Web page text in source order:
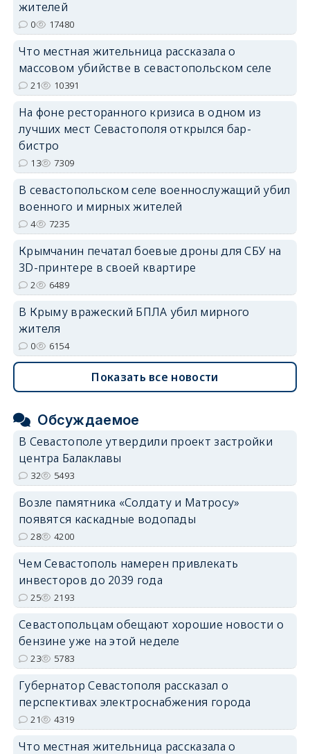
жителей
0 17480
Что местная жительница рассказала о
массовом убийстве в севастопольском селе
21 10391
На фоне ресторанного кризиса в одном из
лучших мест Севастополя открылся бар-
бистро
13 7309
В севастопольском селе военнослужащий убил
военного и мирных жителей
4 7235
Крымчанин печатал боевые дроны для СБУ на
3D-принтере в своей квартире
2 6489
В Крыму вражеский БПЛА убил мирного
жителя
0 6154
Показать все новости
Обсуждаемое
В Севастополе утвердили проект застройки
центра Балаклавы
32 5493
Возле памятника «Солдату и Матросу»
появятся каскадные водопады
28 4200
Чем Севастополь намерен привлекать
инвесторов до 2039 года
25 2193
Севастопольцам обещают хорошие новости о
бензине уже на этой неделе
23 5783
Губернатор Севастополя рассказал о
перспективах электроснабжения города
21 4319
Что местная жительница рассказала о